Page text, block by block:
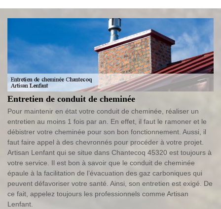
Entretien de conduit de cheminée
Pour maintenir en état votre conduit de cheminée, réaliser un
entretien au moins 1 fois par an. En effet, il faut le ramoner et le
débistrer votre cheminée pour son bon fonctionnement. Aussi, il
faut faire appel à des chevronnés pour procéder à votre projet.
Artisan Lenfant qui se situe dans Chantecoq 45320 est toujours à
votre service. Il est bon à savoir que le conduit de cheminée
épaule à la facilitation de l’évacuation des gaz carboniques qui
peuvent défavoriser votre santé. Ainsi, son entretien est exigé. De
ce fait, appelez toujours les professionnels comme Artisan
Lenfant.